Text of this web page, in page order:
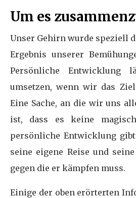
Um es
Unser Gehirn wurde speziell
Ergebnis unserer
Persönliche Entwicklung
umsetzen, wenn wir das
Eine Sache, an die wir uns
ist, dass es keine
persönliche Entwicklung
seine eigene Reise und
gegen die er kämpfen muss.
Einige der oben erörterten